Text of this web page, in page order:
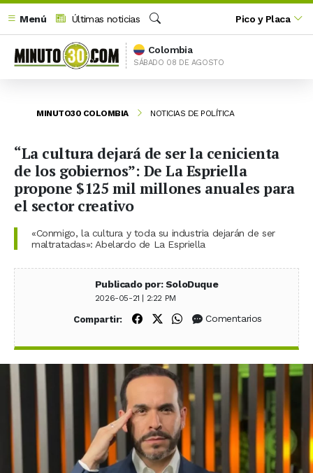
Menú
Últimas noticias
Buscar
Pico y Placa
Colombia
SÁBADO 08 DE AGOSTO
MINUTO30 COLOMBIA NOTICIAS DE POLÍTICA
“La cultura dejará de ser la cenicienta
de los gobiernos”: De La Espriella
propone $125 mil millones anuales para
el sector creativo
«Conmigo, la cultura y toda su industria dejarán de ser
maltratadas»: Abelardo de La Espriella
Publicado por: SoloDuque
2026-05-21 | 2:22 PM
Compartir: Compartir en Facebook
Compartir en X (Twitter)
Compartir en WhatsApp
Comentarios